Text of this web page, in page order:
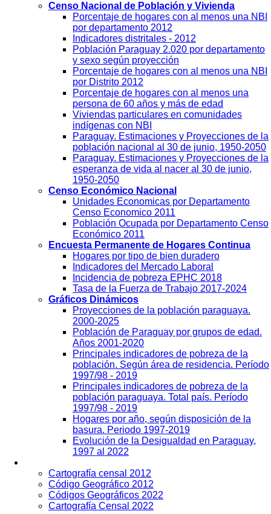
Censo Nacional de Población y Vivienda
Porcentaje de hogares con al menos una NBI
por departamento 2012
Indicadores distritales - 2012
Población Paraguay 2.020 por departamento
y sexo según proyección
Porcentaje de hogares con al menos una NBI
por Distrito 2012
Porcentaje de hogares con al menos una
persona de 60 años y más de edad
Viviendas particulares en comunidades
indígenas con NBI
Paraguay. Estimaciones y Proyecciones de la
población nacional al 30 de junio, 1950-2050
Paraguay. Estimaciones y Proyecciones de la
esperanza de vida al nacer al 30 de junio,
1950-2050
Censo Económico Nacional
Unidades Economicas por Departamento
Censo Economico 2011
Población Ocupada por Departamento Censo
Económico 2011
Encuesta Permanente de Hogares Continua
Hogares por tipo de bien duradero
Indicadores del Mercado Laboral
Incidencia de pobreza EPHC 2018
Tasa de la Fuerza de Trabajo 2017-2024
Gráficos Dinámicos
Proyecciones de la población paraguaya.
2000-2025
Población de Paraguay por grupos de edad.
Años 2001-2020
Principales indicadores de pobreza de la
población. Según área de residencia. Período
1997/98 - 2019
Principales indicadores de pobreza de la
población paraguaya. Total país. Período
1997/98 - 2019
Hogares por año, según disposición de la
basura. Periodo 1997-2019
Evolución de la Desigualdad en Paraguay,
1997 al 2022
Cartografía censal 2012
Código Geográfico 2012
Códigos Geográficos 2022
Cartografía Censal 2022